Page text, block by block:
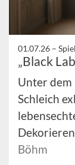
01.07.26 –
„Black
Unter dem
Schleich
Dekorieren
Böhm